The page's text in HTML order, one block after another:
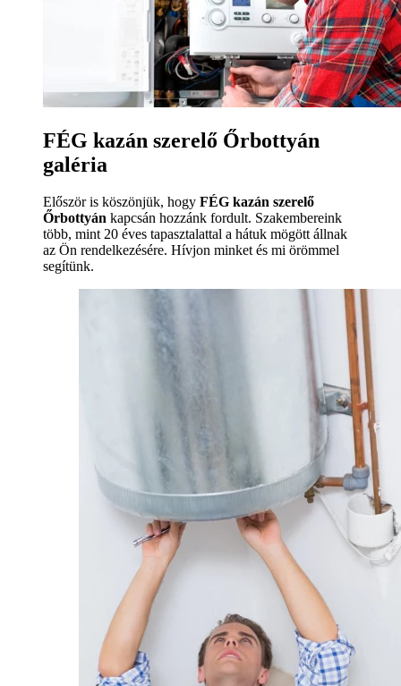
FÉG kazán szerelő Őrbottyán
galéria
Először is köszönjük, hogy FÉG kazán szerelő
Őrbottyán kapcsán hozzánk fordult. Szakembereink
több, mint 20 éves tapasztalattal a hátuk mögött állnak
az Ön rendelkezésére. Hívjon minket és mi örömmel
segítünk.